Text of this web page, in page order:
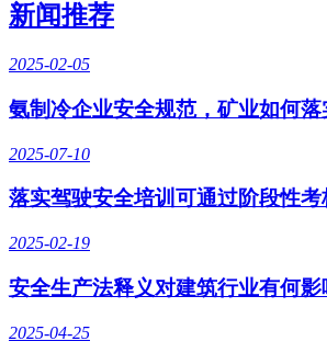
新闻推荐
2025-02-05
氨制冷企业安全规范，矿业如何落
2025-07-10
落实驾驶安全培训可通过阶段性
2025-02-19
安全生产法释义对建筑行业有何影
2025-04-25